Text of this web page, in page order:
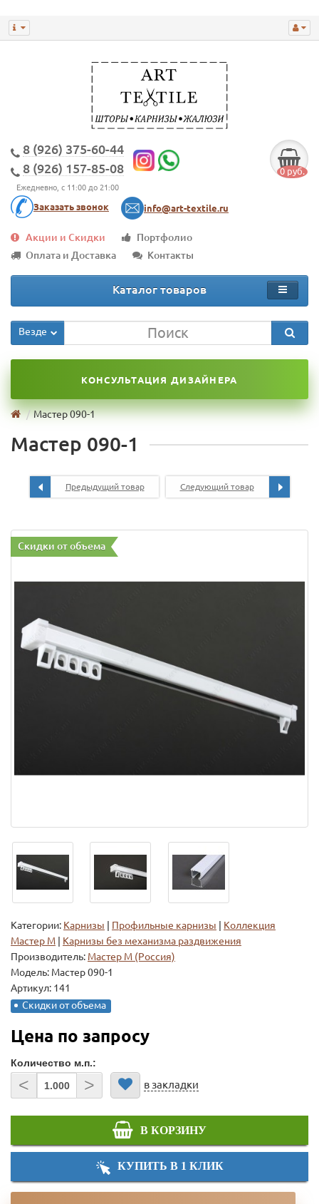
8 (926) 375-60-44
8 (926) 157-85-08
Ежедневно, с 11:00 до 21:00
Заказать звонок info@art-textile.ru
0 руб.
Акции и Скидки
Портфолио
Оплата и Доставка
Контакты
Каталог товаров
Везде
КОНСУЛЬТАЦИЯ ДИЗАЙНЕРА
Мастер 090-1
Мастер 090-1
Предыдущий товар Следующий товар
Скидки от объема
Категории: Карнизы Профильные карнизы
Коллекция
Мастер М
Карнизы без механизма раздвижения
Производитель: Мастер М (Россия)
Модель: Мастер 090-1
Артикул: 141
Скидки от объема
Цена по запросу
Количество м.п.:
< > в закладки
В КОРЗИНУ
КУПИТЬ В 1 КЛИК